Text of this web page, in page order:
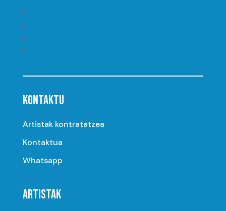
KONTAKTU
Artistak kontratatzea
Kontaktua
Whatsapp
ARTISTAK